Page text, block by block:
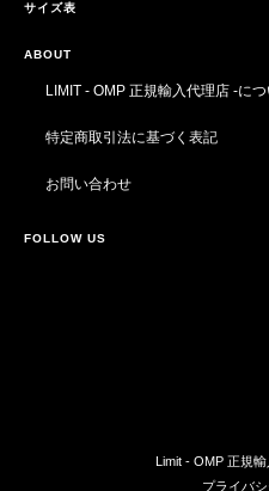
サイズ表
ABOUT
LIMIT - OMP 正規輸入代理店 -に
特定商取引法に基づく表記
お問い合わせ
FOLLOW US
Limit - OMP 正規
プライバ